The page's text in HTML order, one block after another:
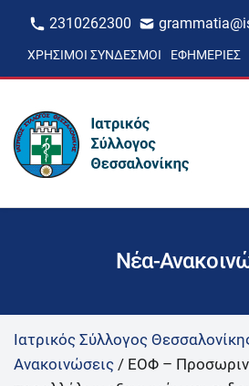
2310262300
ΧΡΉΣΙΜΟΙ ΣΎΝΔΕΣΜΟΙ ΕΦΗΜΕΡΊΕΣ
Νέα-
Ιατρικός Σύλλογος
Ανακοινώσεις / ΕΟΦ –